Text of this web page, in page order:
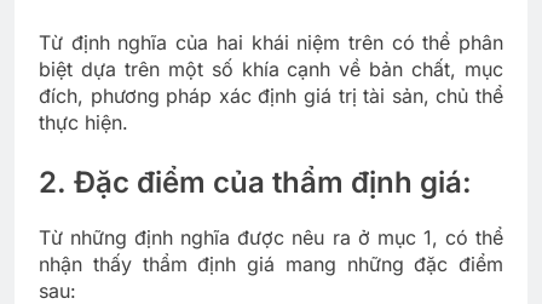
Từ định nghĩa của hai khái niệm trên có thể phân
biệt dựa trên một số khía cạnh về bản chất, mục
đích, phương pháp xác định giá trị tài sản, chủ thể
thực hiện.
2. Đặc điểm của thẩm định giá:
Từ những định nghĩa được nêu ra ở mục 1, có thể
nhận thấy thẩm định giá mang những đặc điểm
sau: